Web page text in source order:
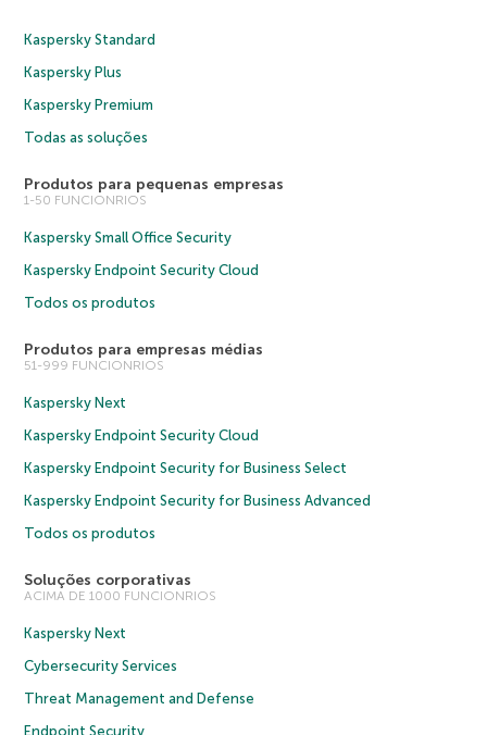
Kaspersky Standard
Kaspersky Plus
Kaspersky Premium
Todas as soluções
Produtos para pequenas empresas
1-50 FUNCIONRIOS
Kaspersky Small Office Security
Kaspersky Endpoint Security Cloud
Todos os produtos
Produtos para empresas médias
51-999 FUNCIONRIOS
Kaspersky Next
Kaspersky Endpoint Security Cloud
Kaspersky Endpoint Security for Business Select
Kaspersky Endpoint Security for Business Advanced
Todos os produtos
Soluções corporativas
ACIMA DE 1000 FUNCIONRIOS
Kaspersky Next
Cybersecurity Services
Threat Management and Defense
Endpoint Security